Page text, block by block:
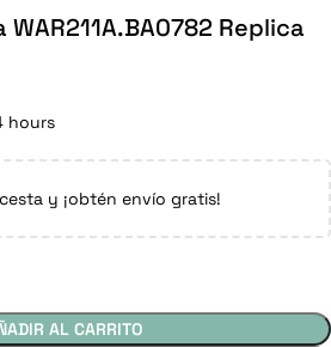
WAR211A.BA0782 Replica
hours
y ¡obtén envío gratis!
AL CARRITO